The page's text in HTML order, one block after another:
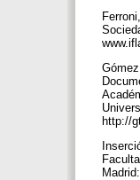
http://